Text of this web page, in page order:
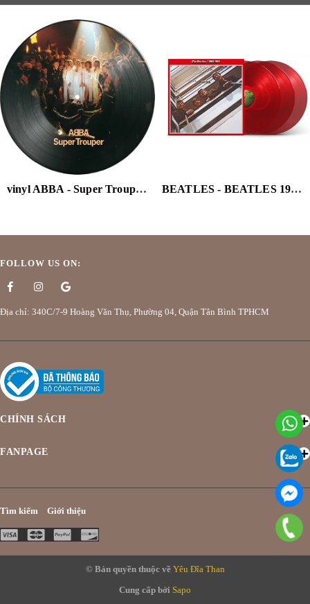
vinyl ABBA - Super Trouper - Limited Picture Disc Pressing (Limited Edition, Picture Disc Vinyl) BEATLES - BEATLES 1962-1966 (2023) (RED VINYL/3LP) (HALF-SPEED)
FOLLOW US ON:
Địa chỉ: 340C/7-9 Hoàng Văn Thụ, Phường 04, Quận Tân Bình TPHCM
CHÍNH SÁCH
FANPAGE
Tìm kiếm Giới thiệu
© Bản quyền thuộc về Yêu Đĩa Than
Cung cấp bởi Sapo